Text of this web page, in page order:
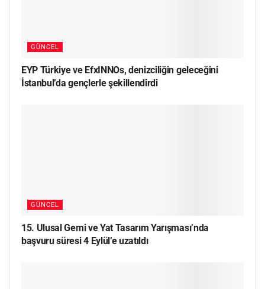
GÜNCEL
EYP Türkiye ve EfxINNOs, denizciliğin geleceğini
İstanbul’da gençlerle şekillendirdi
GÜNCEL
15. Ulusal Gemi ve Yat Tasarım Yarışması’nda
başvuru süresi 4 Eylül’e uzatıldı